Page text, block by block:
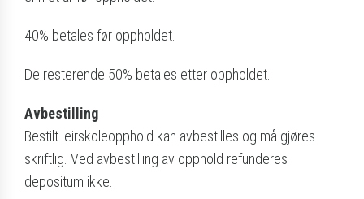
40% betales før oppholdet.
De resterende 50% betales etter oppholdet.
Avbestilling
Bestilt leirskoleopphold kan avbestilles og må gjøres
skriftlig. Ved avbestilling av opphold refunderes
depositum ikke.